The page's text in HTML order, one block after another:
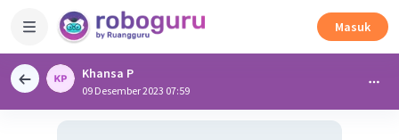
Masuk
Khansa P
09 Desember 2023 07:59